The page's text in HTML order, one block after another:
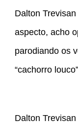
Dalton
aspecto, acho
parodiando os
“cachorro
Dalton Trevisan